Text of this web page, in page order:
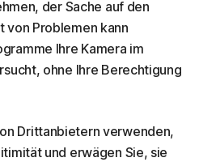
der Sache auf den
von Problemen kann
Ihre Kamera im
ohne Ihre Berechtigung
Drittanbietern verwenden,
und erwägen Sie, sie